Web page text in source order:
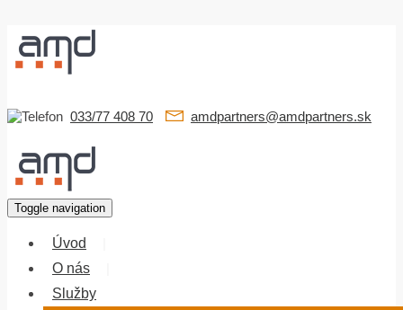
033/77 408 70 amdpartners@amdpartners.sk
Toggle navigation
Úvod
O nás
Služby